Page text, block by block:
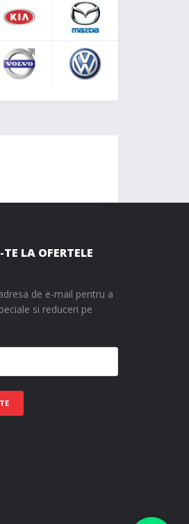
LA OFERTELE
de e-mail pentru a
si reduceri pe